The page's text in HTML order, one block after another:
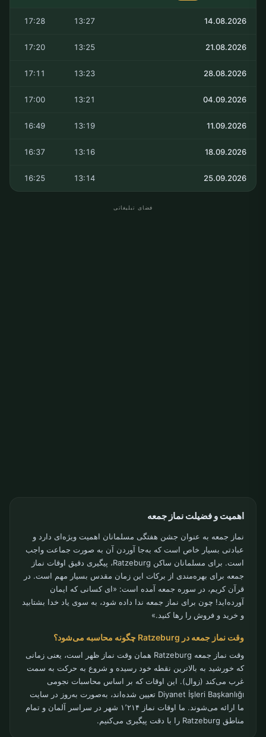
14.08.2026
13:27
17:28
21.08.2026
13:25
17:20
28.08.2026
13:23
17:11
04.09.2026
13:21
17:00
11.09.2026
13:19
16:49
18.09.2026
13:16
16:37
25.09.2026
13:14
16:25
فضای تبلیغاتی
اهمیت و فضیلت نماز جمعه
نماز جمعه به عنوان جشن هفتگی مسلمانان اهمیت ویژه‌ای دارد و
عبادتی بسیار خاص است که به‌جا آوردن آن به صورت جماعت واجب
است. برای مسلمانان ساکن Ratzeburg، پیگیری دقیق اوقات نماز
جمعه برای بهره‌مندی از برکات این زمان مقدس بسیار مهم است. در
قرآن کریم، در سوره جمعه آمده است: «ای کسانی که ایمان
آورده‌اید! چون برای نماز جمعه ندا داده شود، به سوی یاد خدا بشتابید
و خرید و فروش را رها کنید.»
وقت نماز جمعه در Ratzeburg چگونه محاسبه می‌شود؟
وقت نماز جمعه Ratzeburg همان وقت نماز ظهر است، یعنی زمانی
که خورشید به بالاترین نقطه خود رسیده و شروع به حرکت به سمت
غرب می‌کند (زوال). این اوقات که بر اساس محاسبات نجومی
Diyanet İşleri Başkanlığı تعیین شده‌اند، به‌صورت به‌روز در سایت
ما ارائه می‌شوند. ما اوقات نماز ۱٬۲۱۴ شهر در سراسر آلمان و تمام
مناطق Ratzeburg را با دقت پیگیری می‌کنیم.